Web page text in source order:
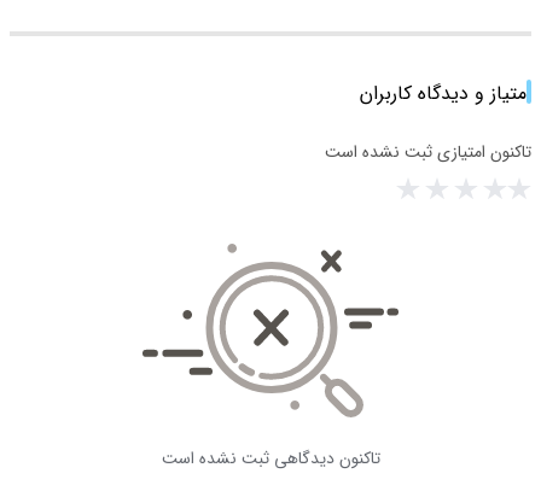
امتیاز و دیدگاه کاربران
تاکنون امتیازی ثبت نشده است
تاکنون دیدگاهی ثبت نشده است